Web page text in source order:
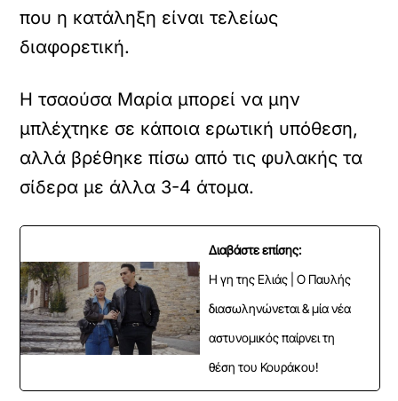
που η κατάληξη είναι τελείως
διαφορετική.
Η τσαούσα Μαρία μπορεί να μην
μπλέχτηκε σε κάποια ερωτική υπόθεση,
αλλά βρέθηκε πίσω από τις φυλακής τα
σίδερα με άλλα 3-4 άτομα.
Διαβάστε επίσης:
Η γη της Ελιάς | Ο Παυλής
διασωληνώνεται & μία νέα
αστυνομικός παίρνει τη
θέση του Κουράκου!